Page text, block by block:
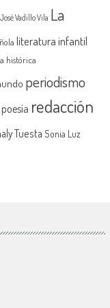
José Vadillo Vila La
literatura infantil
histórica
periodismo
poesía redacción
Tuesta Sonia Luz